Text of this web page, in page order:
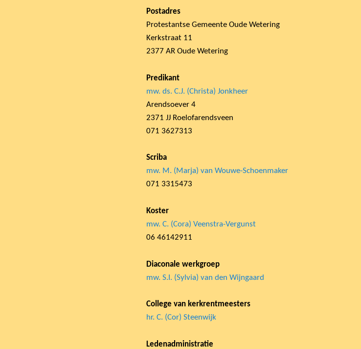
Postadres
Protestantse Gemeente Oude Wetering
Kerkstraat 11
2377 AR Oude Wetering
Predikant
mw. ds. C.J. (Christa) Jonkheer
Arendsoever 4
2371 JJ Roelofarendsveen
071 3627313
Scriba
mw. M. (Marja) van Wouwe-Schoenmaker
071 3315473
Koster
mw. C. (Cora) Veenstra-Vergunst
06 46142911
Diaconale werkgroep
mw. S.I. (Sylvia) van den Wijngaard
College van kerkrentmeesters
hr. C. (Cor) Steenwijk
Ledenadministratie